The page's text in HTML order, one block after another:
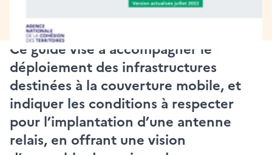
Ce guide vise à accompagner le
déploiement des infrastructures
destinées à la couverture mobile, et
indiquer les conditions à respecter
pour l’implantation d’une antenne
relais, en offrant une vision